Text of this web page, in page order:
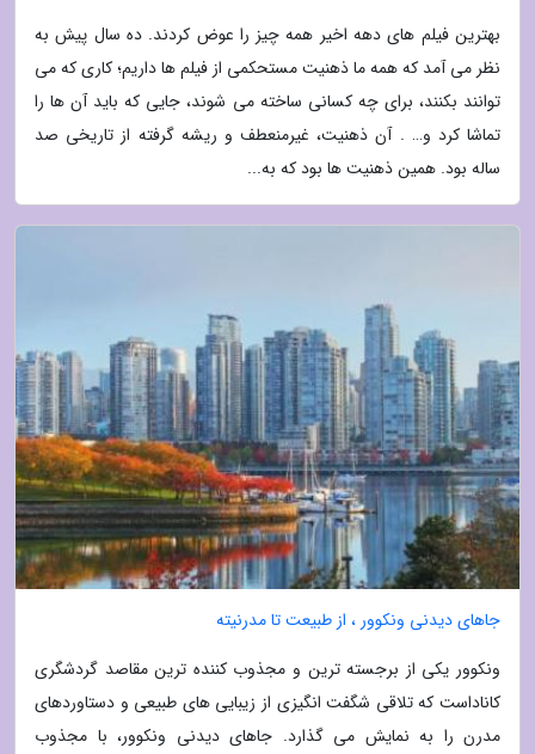
بهترین فیلم های دهه اخیر همه چیز را عوض کردند. ده سال پیش به
نظر می آمد که همه ما ذهنیت مستحکمی از فیلم ها داریم؛ کاری که می
توانند بکنند، برای چه کسانی ساخته می شوند، جایی که باید آن ها را
تماشا کرد و… . آن ذهنیت، غیرمنعطف و ریشه گرفته از تاریخی صد
ساله بود. همین ذهنیت ها بود که به...
جاهای دیدنی ونکوور ، از طبیعت تا مدرنیته
ونکوور یکی از برجسته ترین و مجذوب کننده ترین مقاصد گردشگری
کاناداست که تلاقی شگفت انگیزی از زیبایی های طبیعی و دستاوردهای
مدرن را به نمایش می گذارد. جاهای دیدنی ونکوور، با مجذوب